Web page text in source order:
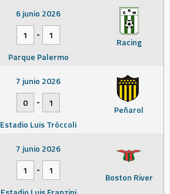
Racing
6 junio 2026
1
-
1
Parque Palermo
Peñarol
7 junio 2026
0
-
1
Estadio Luis Tróccoli
Boston River
7 junio 2026
1
-
1